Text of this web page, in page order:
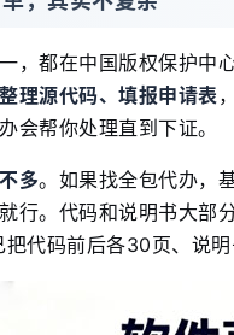
，都在中国版权保护中
理源代码、填报申请表
会帮你处理直到下证。
多。如果找全包代办，
行。代码和说明书大部
代码前后各30页、说明